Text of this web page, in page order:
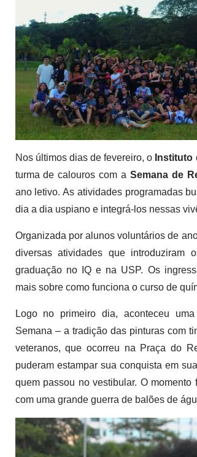
Nos últimos dias de fevereiro, o Instituto
turma de calouros com aSemana de
ano letivo. As atividades programadas
dia a dia uspiano e integrá-los nessas
Organizada por alunos voluntários de
diversas atividades que introduziram
graduação no IQ e na USP. Os
mais sobre como funciona o curso de
Logo no primeiro dia, aconteceu
Semana – a tradição das pinturas com
veteranos, que ocorreu na Praça do
puderam estampar sua conquista em
quem passou no vestibular. O
com uma grande guerra de balões de